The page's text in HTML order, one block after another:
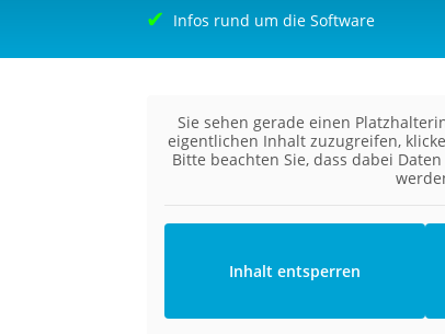
Infos rund um die Software
Sie sehen gerade einen
eigentlichen Inhalt zuzugreifen,
Bitte beachten Sie, dass dabei
Inhalt entsperren